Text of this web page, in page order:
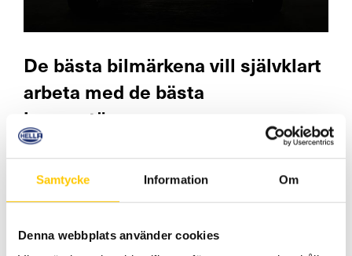
Samtycke Information Om
Denna webbplats använder cookies
De bästa bilmärkena vill självklart
arbeta med de bästa
leverantörerna.
kundorienterat synsätt och förmågan att läsa av
samhällsförändringar har genom åren lett till att
samarbetspartner.